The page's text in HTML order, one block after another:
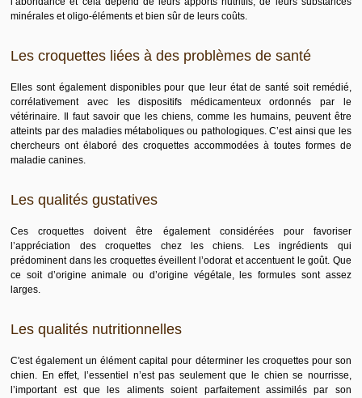
minérales et oligo-éléments et bien sûr de leurs coûts.
Les croquettes liées à des problèmes de santé
Elles sont également disponibles pour que leur état de santé soit remédié,
corrélativement avec les dispositifs médicamenteux ordonnés par le
vétérinaire. Il faut savoir que les chiens, comme les humains, peuvent être
atteints par des maladies métaboliques ou pathologiques. C’est ainsi que les
chercheurs ont élaboré des croquettes accommodées à toutes formes de
maladie canines.
Les qualités gustatives
Ces croquettes doivent être également considérées pour favoriser
l’appréciation des croquettes chez les chiens. Les ingrédients qui
prédominent dans les croquettes éveillent l’odorat et accentuent le goût. Que
ce soit d’origine animale ou d’origine végétale, les formules sont assez
larges.
Les qualités nutritionnelles
C'est également un élément capital pour déterminer les croquettes pour son
chien. En effet, l’essentiel n’est pas seulement que le chien se nourrisse,
l’important est que les aliments soient parfaitement assimilés par son